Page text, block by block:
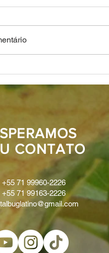
CONTATO
+55 71 99960-2226
+55 71 99163-2226